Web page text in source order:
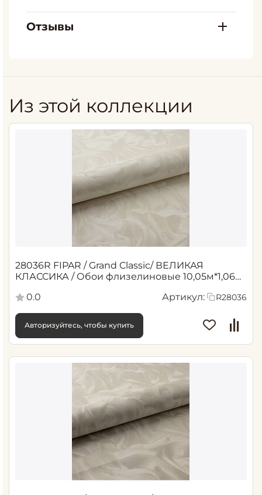
Отзывы
Из этой коллекции
28036R FIPAR / Grand Classic/ ВЕЛИКАЯ
КЛАССИКА / Обои флизелиновые 10,05м*1,06м
0.0
Артикул: R28036
Авторизуйтесь, чтобы купить